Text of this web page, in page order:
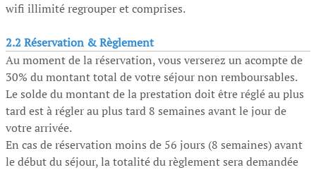
wifi illimité regrouper et comprises.
2.2 Réservation & Règlement
Au moment de la réservation, vous verserez un acompte de
30% du montant total de votre séjour non remboursables.
Le solde du montant de la prestation doit être réglé au plus
tard est à régler au plus tard 8 semaines avant le jour de
votre arrivée.
En cas de réservation moins de 56 jours (8 semaines) avant
le début du séjour, la totalité du règlement sera demandée